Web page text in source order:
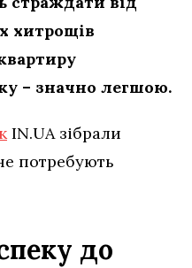
хитрощів
– значно легшою.
IN.UA зібрали
потребують
до